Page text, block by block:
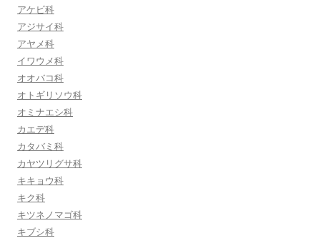
アケビ科
アジサイ科
アヤメ科
イワウメ科
オオバコ科
オトギリソウ科
オミナエシ科
カエデ科
カタバミ科
カヤツリグサ科
キキョウ科
キク科
キツネノマゴ科
キブシ科